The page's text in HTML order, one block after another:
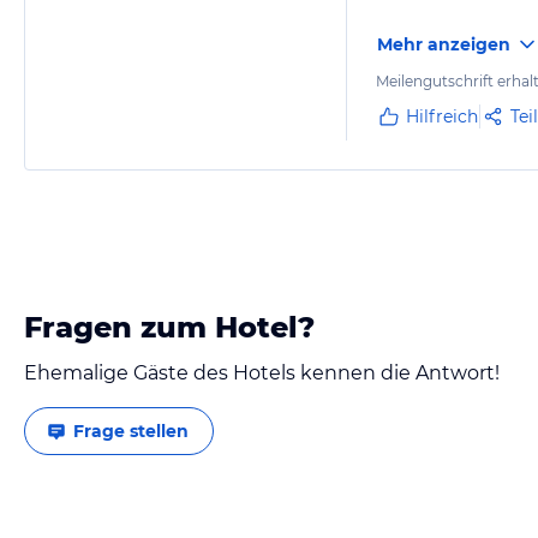
Mehr anzeigen
Meilengutschrift
Hilfreich
Fragen zum Hotel?
Ehemalige Gäste des Hotels kennen die Antwort!
Frage stellen